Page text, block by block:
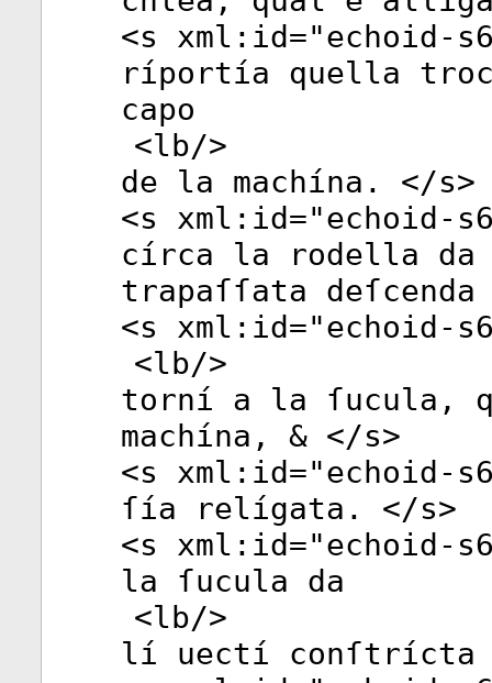
<s xml:id="echoid-
ríportía quella
capo
<lb/>
de la machína. </s>
<s xml:id="echoid-
círca la rodella da
trapaſſata
<s xml:id="echoid-
<lb/>
torní a la ſucula,
machína, & </s>
<s xml:id="echoid-
ſía relígata. </s>
<s xml:id="echoid-
la ſucula da
<lb/>
lí uectí conſtrícta